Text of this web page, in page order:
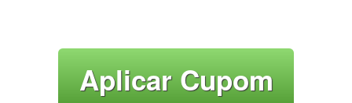
Aplicar Cupom